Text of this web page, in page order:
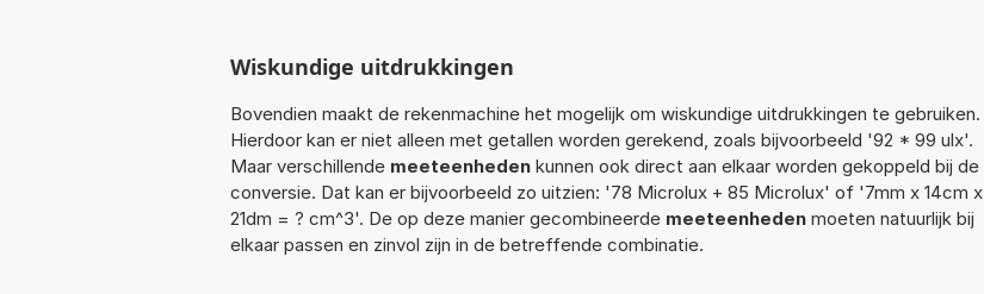
Wiskundige uitdrukkingen
Bovendien maakt de rekenmachine het mogelijk om wiskundige uitdrukkingen te gebruiken.
Hierdoor kan er niet alleen met getallen worden gerekend, zoals bijvoorbeeld '92 * 99 ulx'.
Maar verschillende meeteenheden kunnen ook direct aan elkaar worden gekoppeld bij de
conversie. Dat kan er bijvoorbeeld zo uitzien: '78 Microlux + 85 Microlux' of '7mm x 14cm x
21dm = ? cm^3'. De op deze manier gecombineerde meeteenheden moeten natuurlijk bij
elkaar passen en zinvol zijn in de betreffende combinatie.